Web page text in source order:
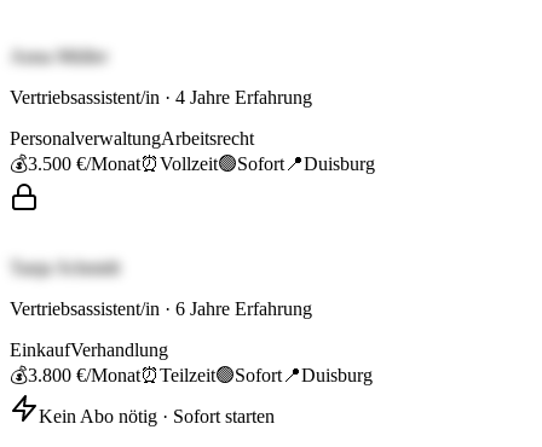
Anna Müller
Vertriebsassistent/in · 4 Jahre Erfahrung
PersonalverwaltungArbeitsrecht
💰3.500 €/Monat⏰Vollzeit🟢Sofort 📍Duisburg
Tanja Schmidt
Vertriebsassistent/in · 6 Jahre Erfahrung
EinkaufVerhandlung
💰3.800 €/Monat⏰Teilzeit🟢Sofort 📍Duisburg
Kein Abo nötig · Sofort starten